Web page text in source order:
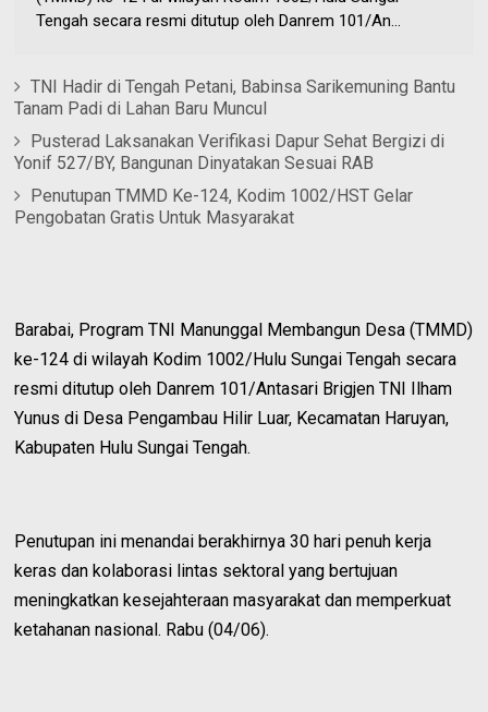
Tengah secara resmi ditutup oleh Danrem 101/An...
TNI Hadir di Tengah Petani, Babinsa Sarikemuning Bantu
Tanam Padi di Lahan Baru Muncul
Pusterad Laksanakan Verifikasi Dapur Sehat Bergizi di
Yonif 527/BY, Bangunan Dinyatakan Sesuai RAB
Penutupan TMMD Ke-124, Kodim 1002/HST Gelar
Pengobatan Gratis Untuk Masyarakat
Barabai, Program TNI Manunggal Membangun Desa (TMMD)
ke-124 di wilayah Kodim 1002/Hulu Sungai Tengah secara
resmi ditutup oleh Danrem 101/Antasari Brigjen TNI Ilham
Yunus di Desa Pengambau Hilir Luar, Kecamatan Haruyan,
Kabupaten Hulu Sungai Tengah.
Penutupan ini menandai berakhirnya 30 hari penuh kerja
keras dan kolaborasi lintas sektoral yang bertujuan
meningkatkan kesejahteraan masyarakat dan memperkuat
ketahanan nasional. Rabu (04/06).